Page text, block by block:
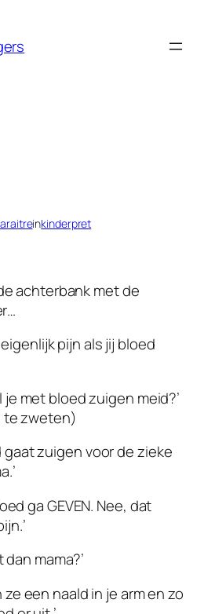
inkinderpret
achterbank met de
pijn als jij bloed
je met bloed zuigen meid?’
te zweten)
gaat zuigen voor de zieke
ga GEVEN. Nee, dat
mama?’
ze een naald in je arm en zo